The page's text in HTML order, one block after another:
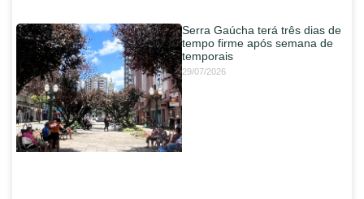
Serra Gaúcha terá três dias de
tempo firme após semana de
temporais
29/07/2026